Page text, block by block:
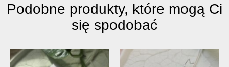
Podobne produkty, które mogą Ci
się spodobać